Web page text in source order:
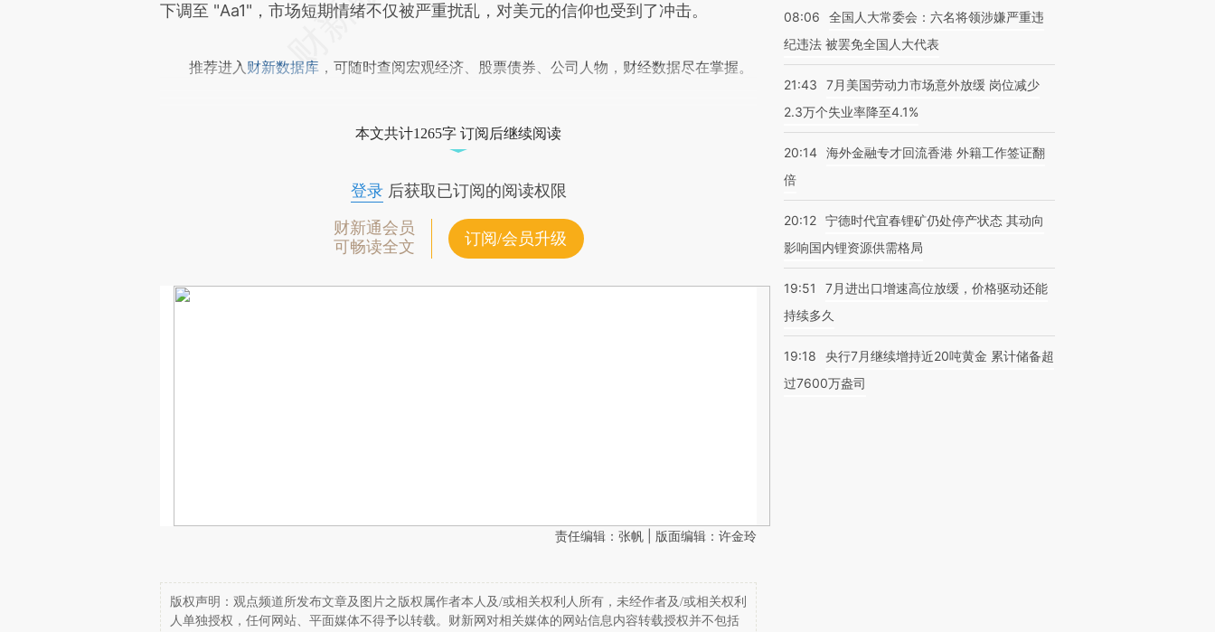
下调至 "Aa1"，市场短期情绪不仅被严重扰乱，对美元的信仰也受到了冲击。
推荐进入 财新数据库 ，可随时查阅宏观经济、股票债券、公司人物，财经数据尽在掌握。
本文共计1265字 订阅后继续阅读
登录后获取已订阅的阅读权限
财新通会员
可畅读全文
订阅/会员升级
责任编辑：张帆 | 版面编辑：许金玲
版权声明：观点频道所发布文章及图片之版权属作者本人及/或相关权利人所有，未经作者及/或相关权利
人单独授权，任何网站、平面媒体不得予以转载。财新网对相关媒体的网站信息内容转载授权并不包括
08:06
全国人大常委会：六名将领涉嫌严重违
纪违法 被罢免全国人大代表
21:43
7月美国劳动力市场意外放缓 岗位减少
2.3万个失业率降至4.1%
20:14 海外金融专才回流香港 外籍工作签证翻
倍
20:12 宁德时代宜春锂矿仍处停产状态 其动向
影响国内锂资源供需格局
19:51
7月进出口增速高位放缓，价格驱动还能
持续多久
19:18
央行7月继续增持近20吨黄金 累计储备超
过7600万盎司